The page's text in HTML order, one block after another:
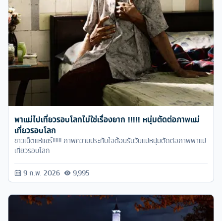
พาแม่ไปเที่ยวรอบโลกไม่ใช่เรื่องยาก !!!!! หนุ่มตัดต่อภาพแม่
เที่ยวรอบโลก
ชาวเน็ตแห่แชร์!!!!!! ภาพความประทับใจต้อนรับวันแม่หนุ่มตัดต่อภาพพาแม่
เที่ยวรอบโลก
9 ก.พ. 2026 9,995